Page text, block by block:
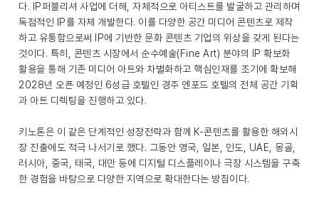
다. IP퍼블리셔 사업에 더해, 자체적으로 아티스트를 발굴하고 관리하며
독점적인 IP를 자체 개발한다. 이를 다양한 공간 미디어 콘텐츠로 제작
하고 유통함으로써 IP에 기반한 문화 콘텐츠 기업의 위상을 갖게 된다는
것이다. 특히, 콘텐츠 시장에서 순수예술(Fine Art) 분야의 IP 확보화
활용을 통해 기존 미디어 아트와 차별화하고 핵심인재를 조기에 확보해
2028년 오픈 예정인 6성급 호텔인 경주 엔포드 호텔의 전체 공간 기획
과 아트 디렉팅을 진행하고 있다.
키노톤은 이 같은 단계적인 성장전략과 함께 K-콘텐츠를 활용한 해외시
장 진출에도 적극 나서기로 했다. 그동안 영국, 일본, 인도, UAE, 몽골,
러시아, 중국, 태국, 대만 등에 디지털 디스플레이나 극장 시스템을 구축
한 경험을 바탕으로 다양한 지역으로 확대한다는 방침이다.